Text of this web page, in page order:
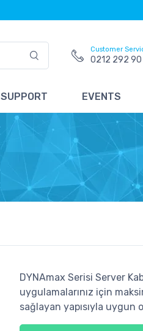
Customer
0212 292
SUPPORT EVENTS
DYNAmax Serisi Server
uygulamalarınız için
sağlayan yapısıyla uygun